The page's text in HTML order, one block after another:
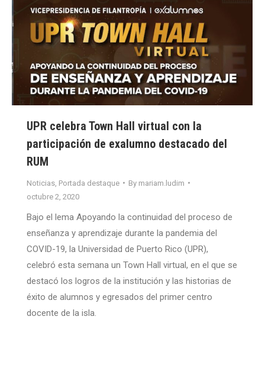
UPR celebra Town Hall virtual con la
participación de exalumno destacado del
RUM
Noticias Portada destaque By mariam.ludim
octubre 2, 2020
Bajo el lema Apoyando la continuidad del proceso de
enseñanza y aprendizaje durante la pandemia del
COVID-19, la Universidad de Puerto Rico (UPR),
celebró esta semana un Town Hall virtual, en el que se
destacó los logros de la institución y las historias de
éxito de alumnos y egresados del primer centro
docente de la isla.